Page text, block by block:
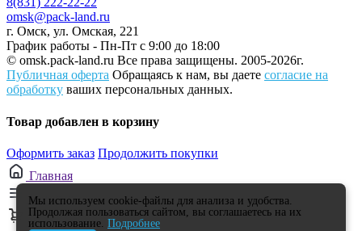
omsk@pack-land.ru
г. Омск, ул. Омская, 221
График работы - Пн-Пт с 9:00 до 18:00
© omsk.pack-land.ru Все права защищены. 2005-2026г.
Публичная оферта Обращаясь к нам, вы даете согласие на
обработку ваших персональных данных.
Товар добавлен в корзину
Оформить заказ Продолжить покупки
Главная
Каталог
0
Мы используем cookie-файлы для анализа и удобства.
Продолжая пользоваться сайтом, вы соглашаетесь на их
использование. Подробнее